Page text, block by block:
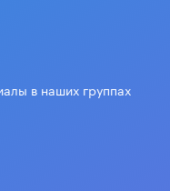
в наших группах